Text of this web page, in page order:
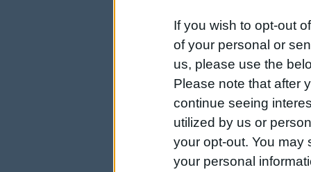
If you wish to opt-out
of your personal or
us, please use the
Please note that after
continue seeing
utilized by us or
your opt-out. You may
your personal